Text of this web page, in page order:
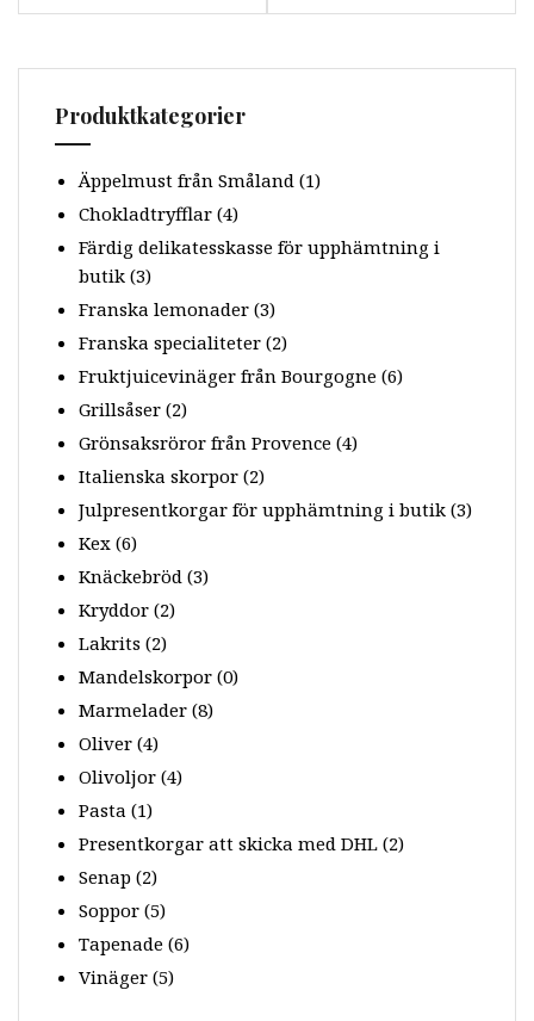
Produktkategorier
Äppelmust från Småland (1)
Chokladtryfflar (4)
Färdig delikatesskasse för upphämtning i
butik (3)
Franska lemonader (3)
Franska specialiteter (2)
Fruktjuicevinäger från Bourgogne (6)
Grillsåser (2)
Grönsaksröror från Provence (4)
Italienska skorpor (2)
Julpresentkorgar för upphämtning i butik (3)
Kex (6)
Knäckebröd (3)
Kryddor (2)
Lakrits (2)
Mandelskorpor (0)
Marmelader (8)
Oliver (4)
Olivoljor (4)
Pasta (1)
Presentkorgar att skicka med DHL (2)
Senap (2)
Soppor (5)
Tapenade (6)
Vinäger (5)